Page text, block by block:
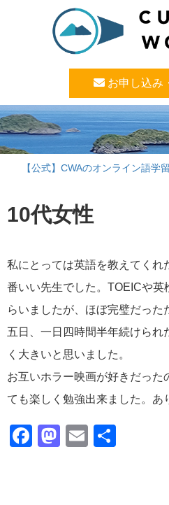
お申し込み
【公式】CWAのオンライン語学
10代女性
私にとっては英語を教えてくれ
番いい先生でした。TOEICや英
らいましたが、ほぼ完璧だった
五日、一日四時間半年続けられ
く大きいと思いました。
お互いホラー映画が好きだった
ても楽しく勉強出来ました。あ
Facebook
Mastodon
Email